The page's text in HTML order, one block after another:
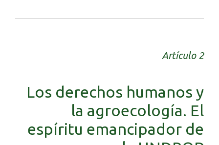
Artículo 2
Los derechos humanos y
la agroecología. El
espíritu emancipador de